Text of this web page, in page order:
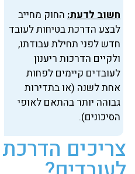
חשוב לדעת: החוק מחייב
לבצע הדרכת בטיחות לעובד
חדש לפני תחילת עבודתו,
ולקיים הדרכות ריענון
לעובדים קיימים לפחות
אחת לשנה (או בתדירות
גבוהה יותר בהתאם לאופי
הסיכונים).
צריכים